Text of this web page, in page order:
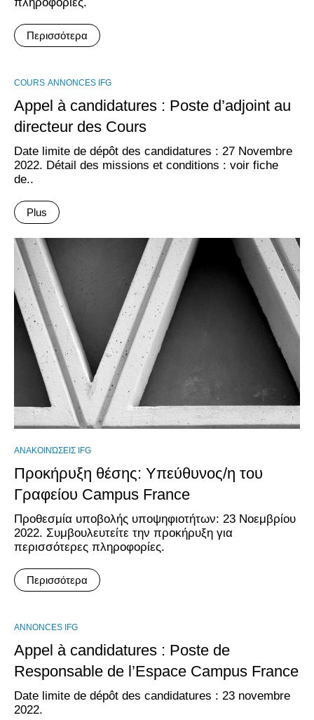
Περισσότερα
COURS ANNONCES IFG
Appel à candidatures : Poste d’adjoint au
directeur des Cours
Date limite de dépôt des candidatures : 27 Novembre
2022. Détail des missions et conditions : voir fiche
de..
Plus
ΑΝΑΚΟΙΝΏΣΕΙΣ IFG
Προκήρυξη θέσης: Υπεύθυνος/η του
Γραφείου Campus France
Προθεσμία υποβολής υποψηφιοτήτων: 23 Νοεμβρίου
2022. Συμβουλευτείτε την προκήρυξη για
περισσότερες πληροφορίες.
Περισσότερα
ANNONCES IFG
Appel à candidatures : Poste de
Responsable de l’Espace Campus France
Date limite de dépôt des candidatures : 23 novembre
2022.